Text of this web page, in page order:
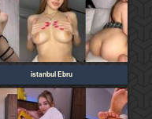
istanbul Ebru